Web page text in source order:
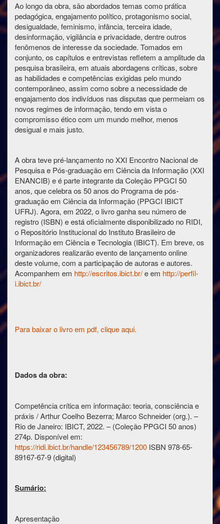
Ao longo da obra, são abordados temas como prática
pedagógica, engajamento político, protagonismo social,
desigualdade, feminismo, infância, terceira idade,
desinformação, vigilância e privacidade, dentre outros
fenômenos de interesse da sociedade. Tomados em
conjunto, os capítulos e entrevistas refletem a amplitude da
pesquisa brasileira, em atuais abordagens críticas, sobre
as habilidades e competências exigidas pelo mundo
contemporâneo, assim como sobre a necessidade de
engajamento dos indivíduos nas disputas que permeiam os
novos regimes de informação, tendo em vista o
compromisso ético com um mundo melhor, menos
desigual e mais justo.
A obra teve pré-lançamento no XXI Encontro Nacional de
Pesquisa e Pós-graduação em Ciência da Informação (XXI
ENANCIB) e é parte integrante da Coleção PPGCI 50
anos, que celebra os 50 anos do Programa de pós-
graduação em Ciência da Informação (PPGCI IBICT
UFRJ). Agora, em 2022, o livro ganha seu número de
registro (ISBN) e está oficialmente disponibilizado no RIDI,
o Repositório Institucional do Instituto Brasileiro de
Informação em Ciência e Tecnologia (IBICT). Em breve, os
organizadores realizarão evento de lançamento online
deste volume, com a participação de autoras e autores.
Acompanhem em http://escritos.ibict.br/e em http://perfil-
i.ibict.br/
Para baixar o livro em pdf, clique aqui.
Dados da obra:
Competência crítica em informação: teoria, consciência e
práxis / Arthur Coelho Bezerra; Marco Schneider (org.). –
Rio de Janeiro: IBICT, 2022. – (Coleção PPGCI 50 anos)
274p. Disponível em:
https://ridi.ibict.br/handle/123456789/1200 ISBN 978-65-
89167-67-9 (digital)
Sumário:
Apresentação